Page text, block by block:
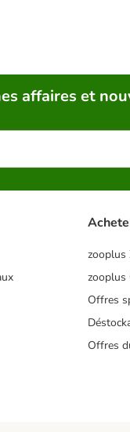
affaires et
zooplus
zooplus
Offres
Offres